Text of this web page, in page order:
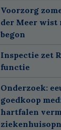
Voorzorg
der Meer wist
begon
Inspectie zet
functie
Onderzoek:
goedkoop
hartfalen